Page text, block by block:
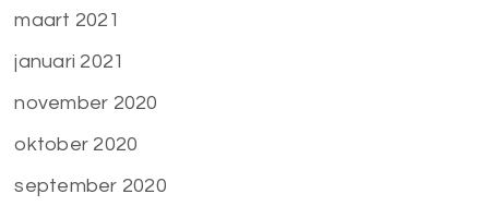
maart 2021
januari 2021
november 2020
oktober 2020
september 2020